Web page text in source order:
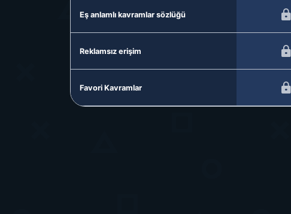
Eş anlamlı kavramlar sözlüğü
Reklamsız erişim
Favori Kavramlar